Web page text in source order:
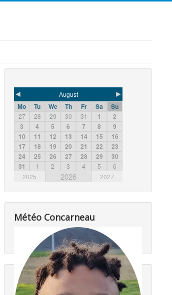
◄ August ►
Mo Tu We Th Fr Sa Su
27 28 29 30 31 1
2
3
4 5 6 7 8
9
10
11 12 13 14 15
16
17
18 19 20 21 22
23
24
25 26 27 28 29
30
31
1 2 3 4 5
6
2025
2026 2027
Météo Concarneau